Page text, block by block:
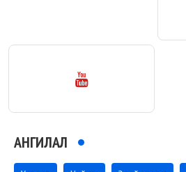
АНГИЛАЛ